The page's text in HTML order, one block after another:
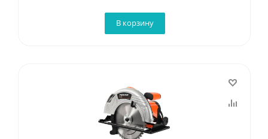
В корзину